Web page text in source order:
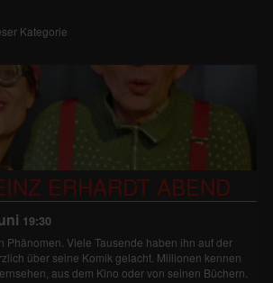
Kategorie
ERHARDT ABEND
19:30
Phänomen. Viele Tausende haben ihn auf der
über seine Komik gelacht. Millionen kennen
aus dem Kino oder von seinen Büchern.